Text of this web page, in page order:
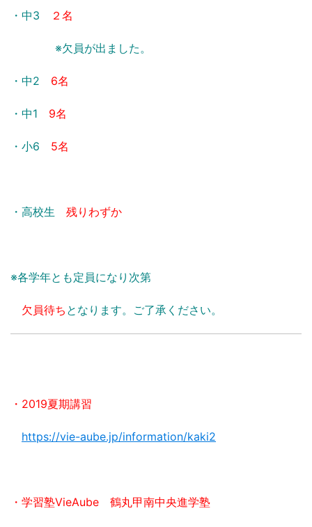
・中3 ２名
※欠員が出ました。
・中2 6名
・中1 9名
・小6 5名
・高校生 残りわずか
※各学年とも定員になり次第
欠員待ち となります。ご了承ください。
・2019夏期講習
https://vie-aube.jp/information/kaki2
・学習塾VieAube 鶴丸甲南中央進学塾